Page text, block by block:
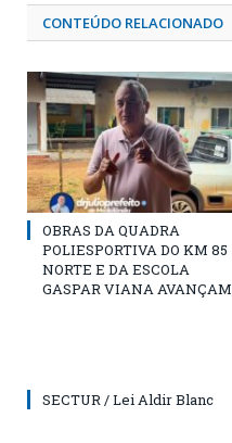
CONTEÚDO RELACIONADO
OBRAS DA QUADRA
POLIESPORTIVA DO KM 85
NORTE E DA ESCOLA
GASPAR VIANA AVANÇAM
SECTUR / Lei Aldir Blanc